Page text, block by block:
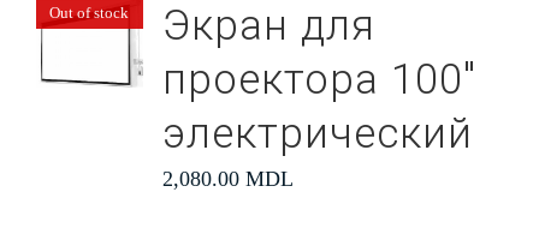
Out of stock
Экран для
проектора 100″
электрический
2,080.00 MDL